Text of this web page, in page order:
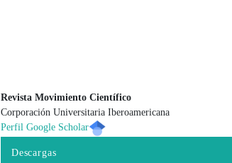
Contenido principal del artículo
Revista Movimiento Científico
Corporación Universitaria Iberoamericana
Perfil Google Scholar
Descargas